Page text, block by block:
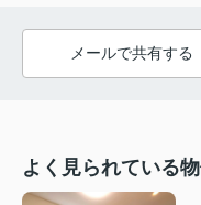
メールで共有する
よく見られている